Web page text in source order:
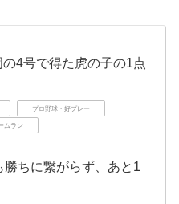
4号で得た虎の子の1点
プロ野球・好プレー
ムラン
ちに繋がらず、あと1